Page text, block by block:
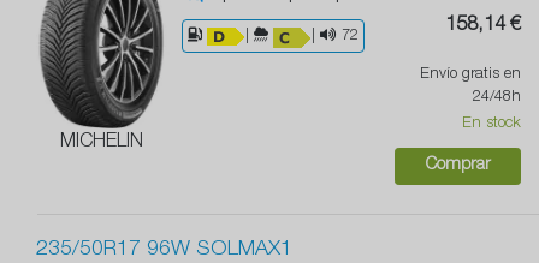
MICHELIN
72 158,14 €
Envío gratis en
24/48h
En stock
Comprar
235/50R17 96W SOLMAX1